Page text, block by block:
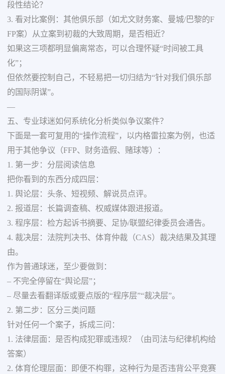
段性结论？
3. 看对比案例：其他俱乐部（如尤文财务案、曼城/巴黎的F
FP案）从立案到初裁的大致周期，是否相近？
如果这三项都明显偏离常态，可以合理怀疑“时间被工具
化”；
但依然要控制自己，不轻易把一切归结为“针对我们俱乐部
的国际阴谋”。
—
五、专业球迷如何系统化分析类似争议案件？
下面是一套可复用的“操作流程”，以内格雷拉案为例，也适
用于其他争议（FFP、财务造假、赌球等）：
1. 第一步：分层阅读信息
把你看到的东西分成四层：
1. 舆论层：头条、短视频、解说员点评。
2. 报道层：长篇调查稿、权威媒体跟进报道。
3. 程序层：检方起诉书摘要、足协/联盟纪律委员会通告。
4. 裁决层：法院判决书、体育仲裁（CAS）裁决结果及其理
由。
作为普通球迷，至少要做到：
– 不完全停留在“舆论层”；
– 尽量去看翻译版或要点版的“程序层”“裁决层”。
2. 第二步：区分三类问题
针对任何一个案子，拆成三问：
1. 法律层面：是否构成犯罪或违规？（由司法与纪律机构给
答案）
2. 体育伦理层面：即便不构罪，这种行为是否违背公平竞赛